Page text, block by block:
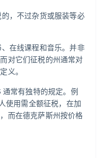
，不过杂货或服装等必
在线课程和音乐。并非
对它们征税的州通常对
义。
通常有独特的规定。例
使用需全额征税，在加
而在德克萨斯州按价格